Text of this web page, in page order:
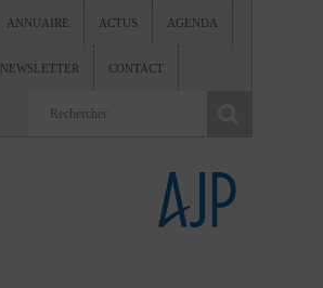
ANNUAIRE ACTUS AGENDA
NEWSLETTER CONTACT